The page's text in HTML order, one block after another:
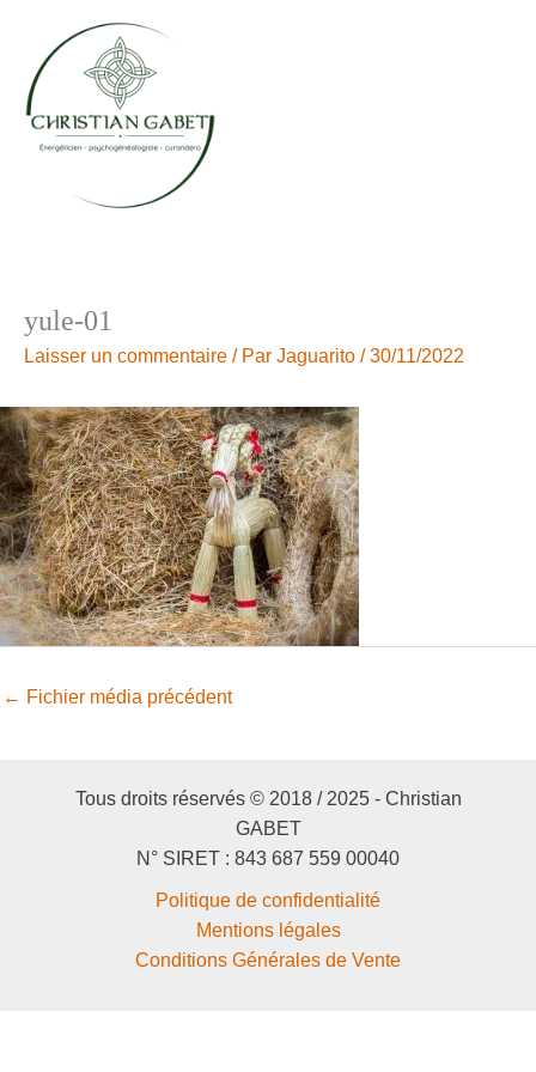
contenu
yule-01
Laisser un commentaire / Par Jaguarito /30/11/2022
← Fichier média précédent
Tous droits réservés © 2018 / 2025 - Christian
GABET
N° SIRET : 843 687 559 00040
Politique de confidentialité
Mentions légales
Conditions Générales de Vente